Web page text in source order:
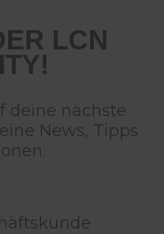
LCN
deine nächste
News, Tipps